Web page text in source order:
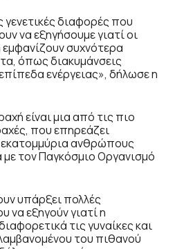
διαφορές που
να εξηγήσουμε γιατί οι
εμφανίζουν συχνότερα
όπως διακυμάνσεις
ενέργειας», δήλωσε η
είναι μια από τις πιο
που επηρεάζει
ανθρώπους
τον Παγκόσμιο Οργανισμό
υπάρξει πολλές
να εξηγούν γιατί η
τις γυναίκες και
του πιθανού